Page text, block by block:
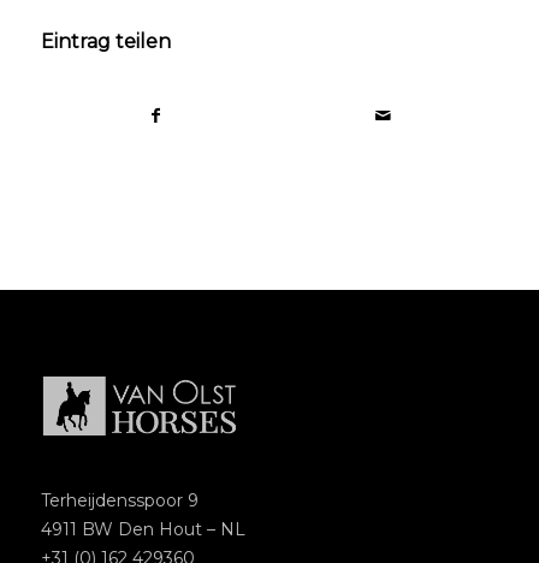
Eintrag teilen
Terheijdensspoor 9
4911 BW Den Hout – NL
+31 (0) 162 429360